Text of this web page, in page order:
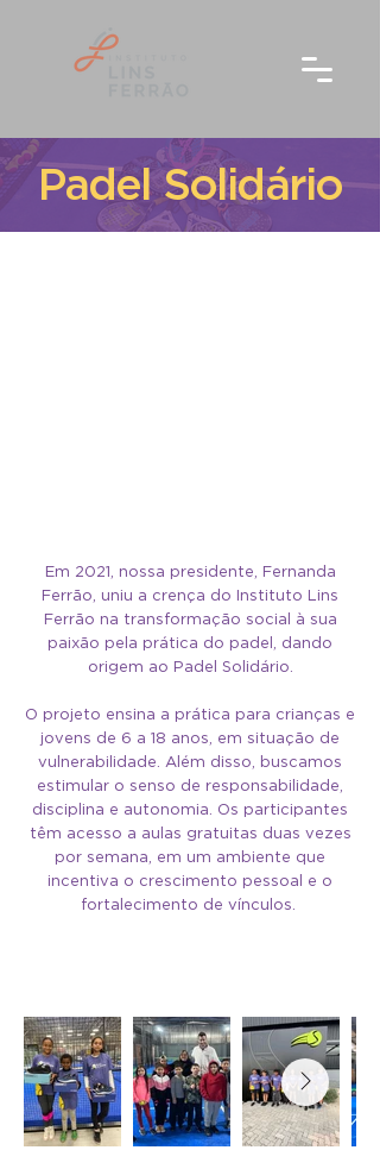
Padel Solidário
Em 2021, nossa presidente, Fernanda
Ferrão, uniu a crença do Instituto Lins
Ferrão na transformação social à sua
paixão pela prática do padel, dando
origem ao Padel Solidário.
O projeto ensina a prática para crianças e
jovens de 6 a 18 anos, em situação de
vulnerabilidade. Além disso, buscamos
estimular o senso de responsabilidade,
disciplina e autonomia. Os participantes
têm acesso a aulas gratuitas duas vezes
por semana, em um ambiente que
incentiva o crescimento pessoal e o
fortalecimento de vínculos.